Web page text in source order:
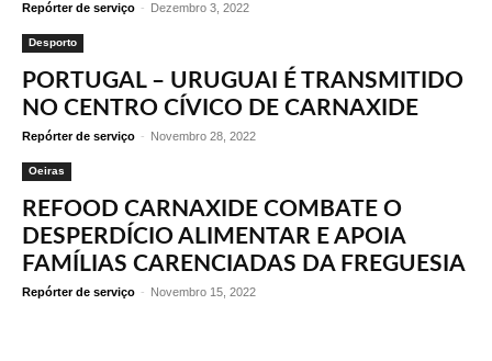
Repórter de serviço - Dezembro 3, 2022
Desporto
PORTUGAL – URUGUAI É TRANSMITIDO
NO CENTRO CÍVICO DE CARNAXIDE
Repórter de serviço - Novembro 28, 2022
Oeiras
REFOOD CARNAXIDE COMBATE O
DESPERDÍCIO ALIMENTAR E APOIA
FAMÍLIAS CARENCIADAS DA FREGUESIA
Repórter de serviço - Novembro 15, 2022